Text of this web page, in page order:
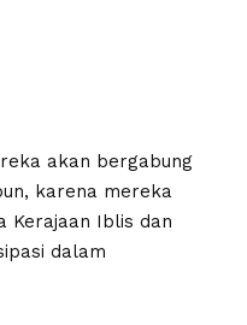
akan bergabung
karena mereka
Kerajaan Iblis dan
dalam